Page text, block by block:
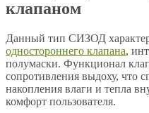
клапаном
Данный тип СИЗОД
одностороннего клапана,
полумаски. Функционал
сопротивления выдоху, что
накопления влаги и тепла
комфорт пользователя.